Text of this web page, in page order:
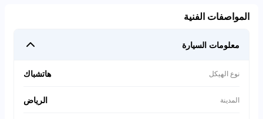
المواصفات الفنية
معلومات السيارة
نوع الهيكل هاتشباك
المدينة الرياض